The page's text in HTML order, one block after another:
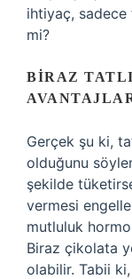
ihtiyaç,
mi?
BIRAZ
Gerçek şu ki,
olduğunu
şekilde
vermesi
mutluluk
Biraz çikolata
olabilir. Tabii